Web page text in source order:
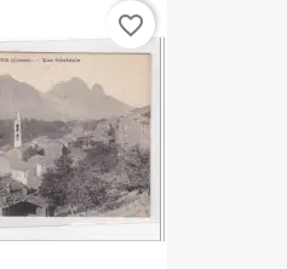
favorite_border